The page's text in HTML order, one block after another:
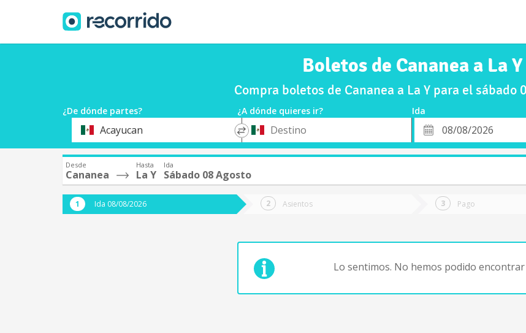
Boletos de Cananea a La Y
Compra boletos de Cananea a La Y para el
¿De dónde partes? ¿A dónde quieres ir? Ida
OrigenAcayucan
*
Destino
Fecha
de
Desde
Cananea
Hasta
La Y
Ida
Sábado 08 Agosto
Ida 08/08/2026 Asientos Pago
Lo sentimos. No hemos podido